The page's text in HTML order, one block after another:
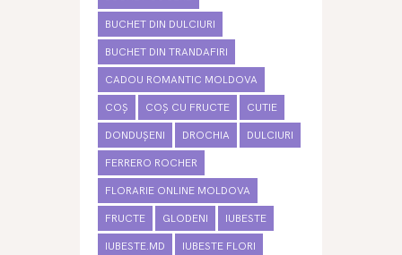
BUCHET DIN DULCIURI
BUCHET DIN TRANDAFIRI
CADOU ROMANTIC MOLDOVA
COȘ COȘ CU FRUCTE CUTIE
DONDUȘENI DROCHIA DULCIURI
FERRERO ROCHER
FLORARIE ONLINE MOLDOVA
FRUCTE GLODENI IUBESTE
IUBESTE.MD IUBESTE FLORI